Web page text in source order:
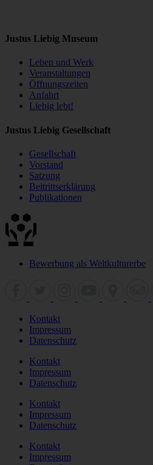
Justus Liebig Museum
Leben und Werk
Veranstaltungen
Öffnungszeiten
Anfahrt
Liebig lebt!
Justus Liebig Gesellschaft
Gesellschaft
Vorstand
Satzung
Beitrittserklärung
Publikationen
Bewerbung als Weltkulturerbe
Kontakt
Impressum
Datenschutz
Kontakt
Impressum
Datenschutz
Kontakt
Impressum
Datenschutz
Kontakt
Impressum